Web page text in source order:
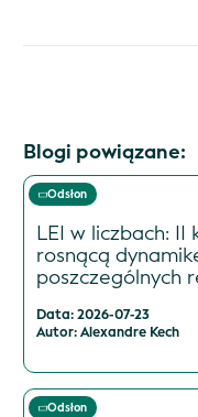
Blogi powiązane:
Odsłon
LEI w liczbach: II
rosnącą
poszczególnych
Data: 2026-07-23
Autor: Alexandre Kech
Odsłon